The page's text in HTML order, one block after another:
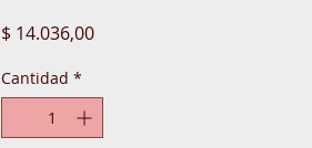
$ 14.036,00Precio
Cantidad *